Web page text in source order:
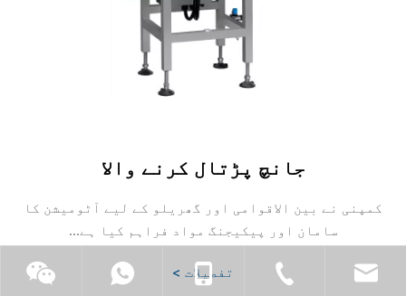
جانچ پڑتال کرنے والا
کمپنی نے بین الاقوامی اور گھریلو کے لیے آٹومیشن کا
سامان اور پیکیجنگ مواد فراہم کیا ہے...
تفصیلات >